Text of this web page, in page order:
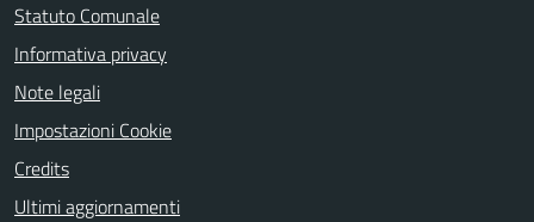
Statuto Comunale
Informativa privacy
Note legali
Impostazioni Cookie
Credits
Ultimi aggiornamenti